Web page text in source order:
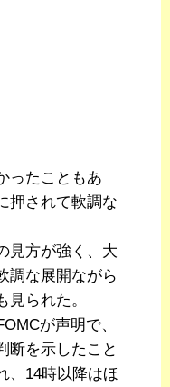
ったこともあ
押されて軟調な
見方が強く、大
調な展開ながら
見られた。
が声明で、
断を示したこと
、14時以降はほ